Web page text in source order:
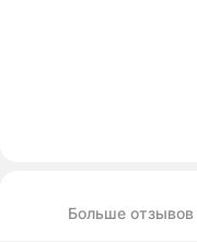
Больше отзывов